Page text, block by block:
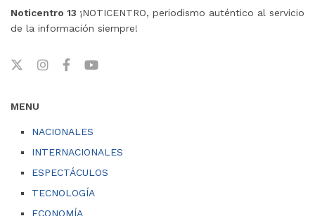
Noticentro 13 ¡NOTICENTRO, periodismo auténtico al servicio
de la información siempre!
MENU
NACIONALES
INTERNACIONALES
ESPECTÁCULOS
TECNOLOGÍA
ECONOMÍA